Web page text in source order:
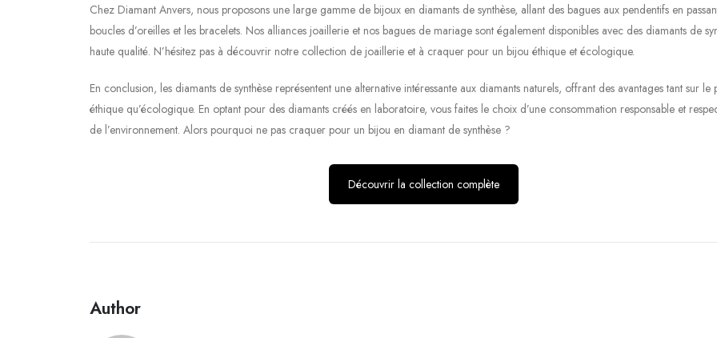
Chez Diamant Anvers, nous proposons une large gamme de bijoux en diamants de synthèse, allant des bagues aux pendentifs en
boucles d’oreilles et les bracelets. Nos alliances joaillerie et nos bagues de mariage sont également disponibles avec des diamants de
haute qualité. N’hésitez pas à découvrir notre collection de joaillerie et à craquer pour un bijou éthique et écologique.
En conclusion, les diamants de synthèse représentent une alternative intéressante aux diamants naturels, offrant des avantages tant sur le
éthique qu’écologique. En optant pour des diamants créés en laboratoire, vous faites le choix d’une consommation responsable et
de l’environnement. Alors pourquoi ne pas craquer pour un bijou en diamant de synthèse ?
Découvrir la collection complète
Author